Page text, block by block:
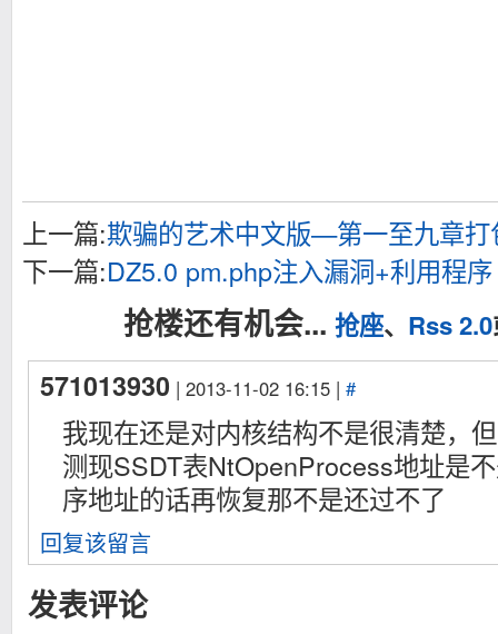
上一篇:欺骗的艺术中文版—第一至九章打
下一篇:DZ5.0 pm.php注入漏洞+利用程序
抢楼还有机会... 抢座、 Rss 2.0
571013930 | 2013-11-02 16:15 | #
我现在还是对内核结构不是很清楚，
测现SSDT表NtOpenProcess地址是
序地址的话再恢复那不是还过不了
回复该留言
发表评论